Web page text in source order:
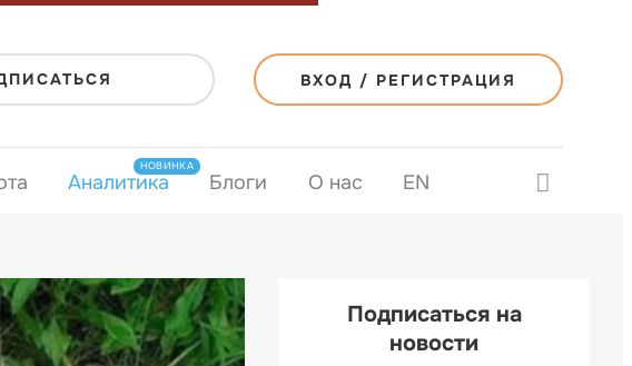
ВХОД / РЕГИСТРАЦИЯ
Аналитика
НОВИНКА
Блоги О нас EN
Подписаться на
новости